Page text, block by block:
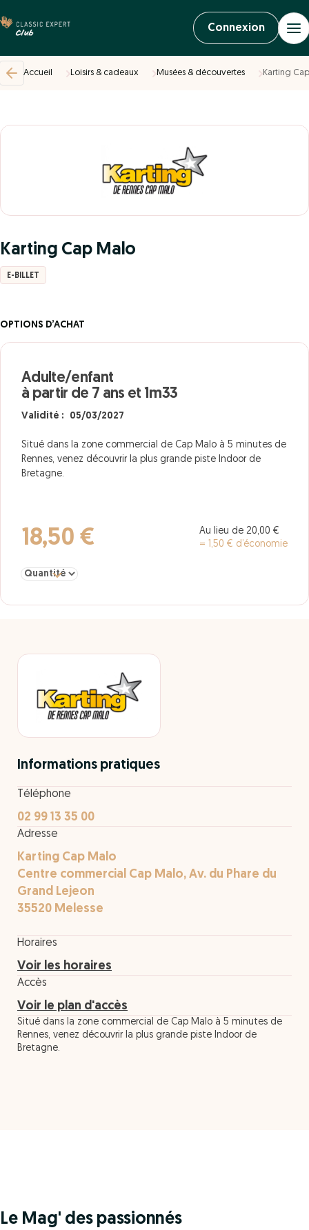
Connexion
Accueil Loisirs & cadeaux Musées & découvertes Karting
Karting Cap Malo
E-BILLET
OPTIONS D’ACHAT
Adulte/enfant
à partir de 7 ans et 1m33
Validité : 05/03/2027
Situé dans la zone commercial de Cap Malo à 5 minutes de
Rennes, venez découvrir la plus grande piste Indoor de
Bretagne.
18,50 €
Au lieu de 20,00 €
= 1,50 € d’économie
Sélectionner la quantité pour Adulte/enfant à partir de 7 ans et
Informations pratiques
Téléphone
02 99 13 35 00
Adresse
Karting Cap Malo
Centre commercial Cap Malo, Av. du Phare du
Grand Lejeon
35520 Melesse
Horaires
Voir les horaires
Accès
Voir le plan d'accès
Situé dans la zone commercial de Cap Malo à 5 minutes de
Rennes, venez découvrir la plus grande piste Indoor de
Bretagne.
Le Mag' des passionnés